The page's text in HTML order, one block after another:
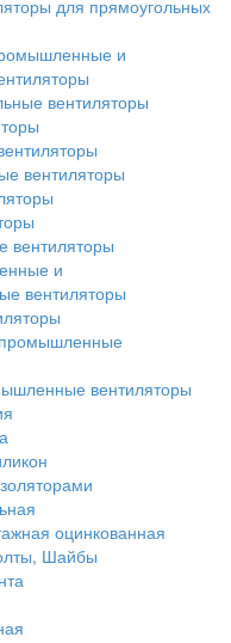
для прямоугольных
и
вентиляторы
вентиляторы
вентиляторы
и
вентиляторы
вентиляторы
оцинкованная
Шайбы